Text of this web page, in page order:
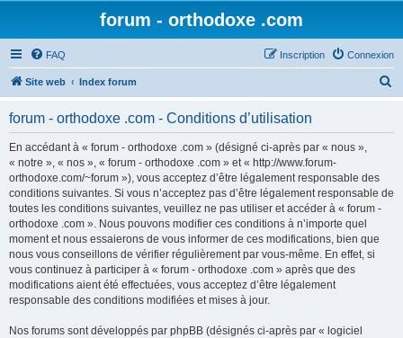
forum - orthodoxe .com
FAQ Connexion
Inscription
Site web Index forum
forum - orthodoxe .com - Conditions d’utilisation
En accédant à « forum - orthodoxe .com » (désigné ci-après par « nous »,
« notre », « nos », « forum - orthodoxe .com » et « http://www.forum-
orthodoxe.com/~forum »), vous acceptez d’être légalement responsable des
conditions suivantes. Si vous n’acceptez pas d’être légalement responsable de
toutes les conditions suivantes, veuillez ne pas utiliser et accéder à « forum -
orthodoxe .com ». Nous pouvons modifier ces conditions à n’importe quel
moment et nous essaierons de vous informer de ces modifications, bien que
nous vous conseillons de vérifier régulièrement par vous-même. En effet, si
vous continuez à participer à « forum - orthodoxe .com » après que des
modifications aient été effectuées, vous acceptez d’être légalement
responsable des conditions modifiées et mises à jour.
Nos forums sont développés par phpBB (désignés ci-après par « logiciel